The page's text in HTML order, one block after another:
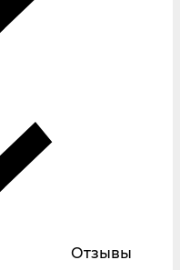
Отзывы